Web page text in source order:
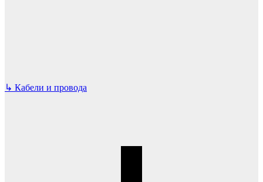
↳ Кабели и провода